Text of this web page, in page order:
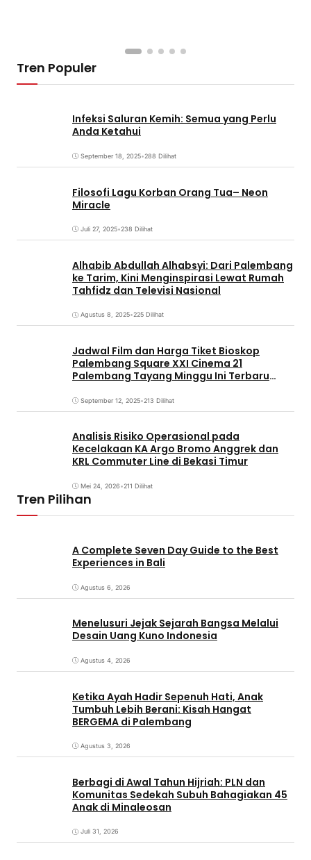
Tren Populer
Infeksi Saluran Kemih: Semua yang Perlu
Anda Ketahui
September 18, 2025•288 Dilihat
Filosofi Lagu Korban Orang Tua– Neon
Miracle
Juli 27, 2025•238 Dilihat
Alhabib Abdullah Alhabsyi: Dari Palembang
ke Tarim, Kini Menginspirasi Lewat Rumah
Tahfidz dan Televisi Nasional
Agustus 8, 2025•225 Dilihat
Jadwal Film dan Harga Tiket Bioskop
Palembang Square XXI Cinema 21
Palembang Tayang Minggu Ini Terbaru
September 12, 2025•213 Dilihat
Analisis Risiko Operasional pada
Kecelakaan KA Argo Bromo Anggrek dan
KRL Commuter Line di Bekasi Timur
Mei 24, 2026•211 Dilihat
Tren Pilihan
A Complete Seven Day Guide to the Best
Experiences in Bali
Agustus 6, 2026
Menelusuri Jejak Sejarah Bangsa Melalui
Desain Uang Kuno Indonesia
Agustus 4, 2026
Ketika Ayah Hadir Sepenuh Hati, Anak
Tumbuh Lebih Berani: Kisah Hangat
BERGEMA di Palembang
Agustus 3, 2026
Berbagi di Awal Tahun Hijriah: PLN dan
Komunitas Sedekah Subuh Bahagiakan 45
Anak di Minaleosan
Juli 31, 2026